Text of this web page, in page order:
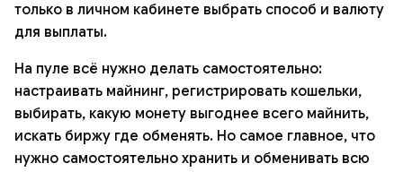
только в личном кабинете выбрать способ и валюту
для выплаты.
На пуле всё нужно делать самостоятельно:
настраивать майнинг, регистрировать кошельки,
выбирать, какую монету выгоднее всего майнить,
искать биржу где обменять. Но самое главное, что
нужно самостоятельно хранить и обменивать всю